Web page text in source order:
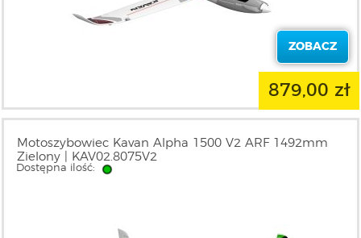
ZOBACZ
879,00 zł
Motoszybowiec Kavan Alpha 1500 V2 ARF 1492mm
Zielony | KAV02.8075V2
Dostępna ilość: